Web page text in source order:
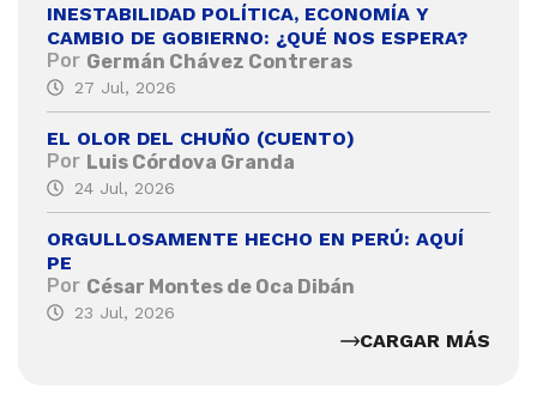
INESTABILIDAD POLÍTICA, ECONOMÍA Y
CAMBIO DE GOBIERNO: ¿QUÉ NOS ESPERA?
Por Germán Chávez Contreras
27 Jul, 2026
EL OLOR DEL CHUÑO (CUENTO)
Por Luis Córdova Granda
24 Jul, 2026
ORGULLOSAMENTE HECHO EN PERÚ: AQUÍ
PE
Por César Montes de Oca Dibán
23 Jul, 2026
CARGAR MÁS